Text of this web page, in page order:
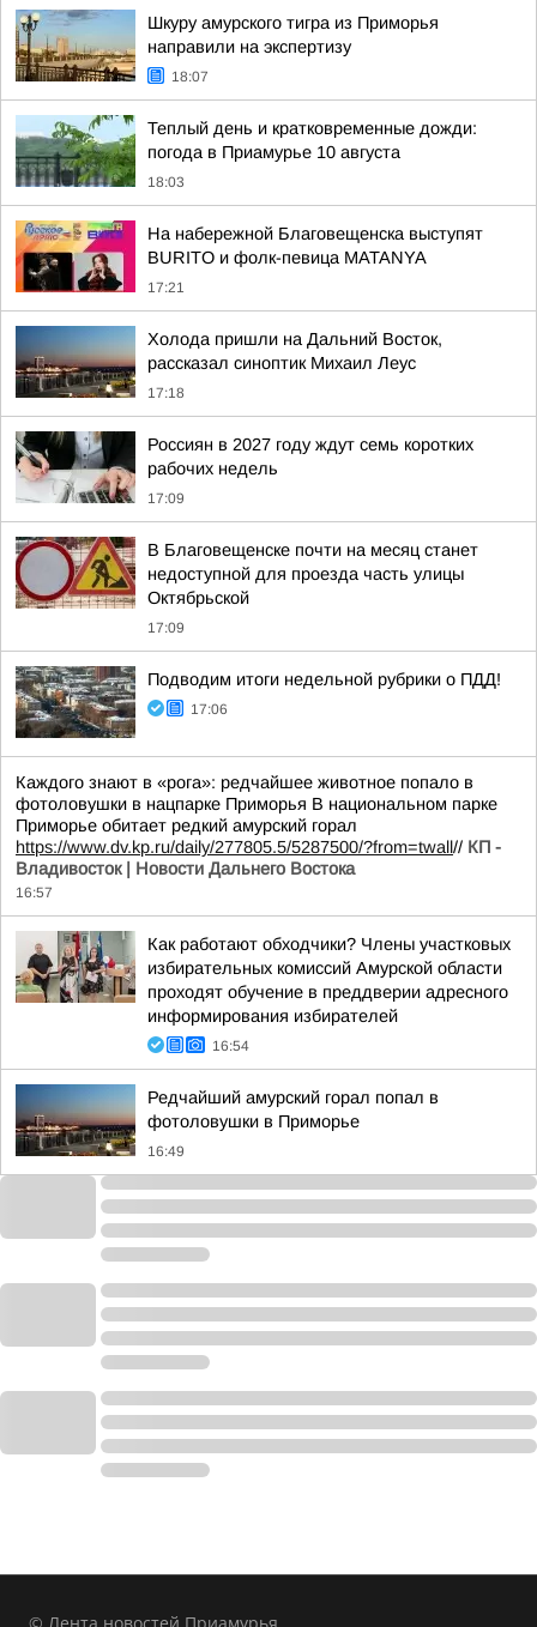
Шкуру амурского тигра из Приморья
направили на экспертизу
18:07
Теплый день и кратковременные дожди:
погода в Приамурье 10 августа
18:03
На набережной Благовещенска выступят
BURITO и фолк-певица MATANYA
17:21
Холода пришли на Дальний Восток,
рассказал синоптик Михаил Леус
17:18
Россиян в 2027 году ждут семь коротких
рабочих недель
17:09
В Благовещенске почти на месяц станет
недоступной для проезда часть улицы
Октябрьской
17:09
Подводим итоги недельной рубрики о ПДД!
17:06
Каждого знают в «рога»: редчайшее животное попало в
фотоловушки в нацпарке Приморья В национальном парке
Приморье обитает редкий амурский горал
https://www.dv.kp.ru/daily/277805.5/5287500/?from=twall// КП -
Владивосток | Новости Дальнего Востока
16:57
Как работают обходчики? Члены участковых
избирательных комиссий Амурской области
проходят обучение в преддверии адресного
информирования избирателей
16:54
Редчайший амурский горал попал в
фотоловушки в Приморье
16:49